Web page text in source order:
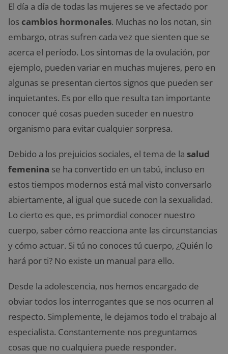
El día a día de todas las mujeres se ve afectado por
los cambios hormonales. Muchas no los notan, sin
embargo, otras sufren cada vez que sienten que se
acerca el período. Los síntomas de la ovulación, por
ejemplo, pueden variar en muchas mujeres, pero en
algunas se presentan ciertos signos que pueden ser
inquietantes. Es por ello que resulta tan importante
conocer qué cosas pueden suceder en nuestro
organismo para evitar cualquier sorpresa.
Debido a los prejuicios sociales, el tema de la salud
femenina se ha convertido en un tabú, incluso en
estos tiempos modernos está mal visto conversarlo
abiertamente, al igual que sucede con la sexualidad.
Lo cierto es que, es primordial conocer nuestro
cuerpo, saber cómo reacciona ante las circunstancias
y cómo actuar. Si tú no conoces tú cuerpo, ¿Quién lo
hará por ti? No existe un manual para ello.
Desde la adolescencia, nos hemos encargado de
obviar todos los interrogantes que se nos ocurren al
respecto. Simplemente, le dejamos todo el trabajo al
especialista. Constantemente nos preguntamos
cosas que no cualquiera puede responder.